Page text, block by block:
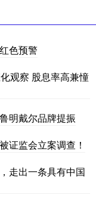
色预警
观察 股息率高兼憧
明戴尔品牌提振
证监会立案调查！
走出一条具有中国